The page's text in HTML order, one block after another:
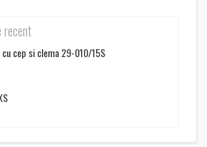
recent
cu cep si clema 29-010/15S